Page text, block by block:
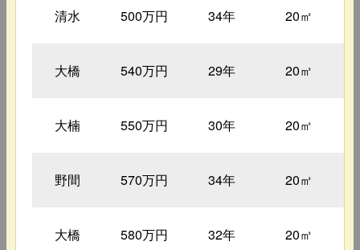
清水 500万円 34年 20㎡
大橋 540万円 29年 20㎡
大楠 550万円 30年 20㎡
野間 570万円 34年 20㎡
大橋 580万円 32年 20㎡